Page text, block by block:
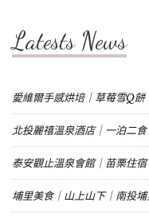
Latests News
愛維爾手感烘培｜草莓雪Q餅
北投麗禧溫泉酒店｜一泊二
泰安觀止溫泉會館｜苗栗住
埔里美食｜山上山下｜南投